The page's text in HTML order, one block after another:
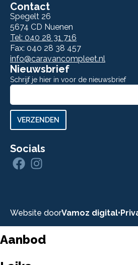
Contact
Spegelt 26
5674 CD Nuenen
Tel: 040 28 31 716
Fax: 040 28 38 457
info@caravancompleet.nl
Nieuwsbrief
Schrijf je hier in voor de nieuwsbrief
nieuwsbrief
VERZENDEN
Socials
Website doorVamoz digital•
Aanbod